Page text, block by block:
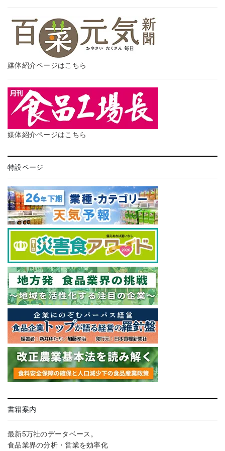
媒体紹介ページはこちら
媒体紹介ページはこちら
特設ページ
書籍案内
最新5万社のデータベース。
食品業界の分析・営業を効率化